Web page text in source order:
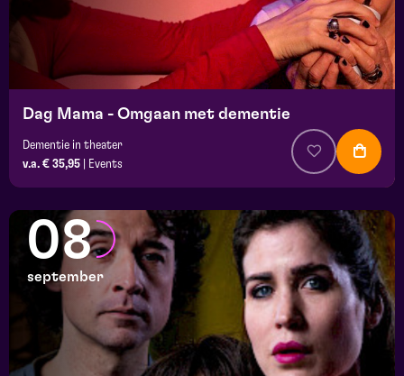
Dag Mama - Omgaan met dementie
Dementie in theater
v.a. € 35,95
Events
08
september